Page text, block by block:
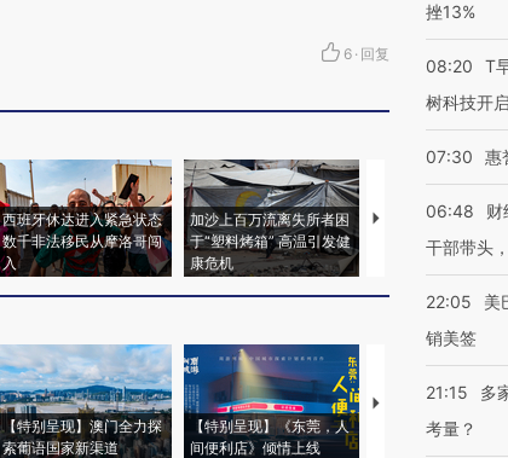
6 · 回复
西班牙休达进入紧急状态
数千非法移民从摩洛哥闯
入
加沙上百万流离失所者困
于“塑料烤箱” 高温引发健
康危机
马航飞行员跨国走
粒摇头丸 尿检体内
【特别呈现】澳门全力探
索葡语国家新渠道
【特别呈现】《东莞，人
间便利店》倾情上线
【推广】走进第四
会，让数智科技“链”
挫13%
08:20
T
树科技开
07:30 惠
06:48
财
干部带头
22:05
美
销美签
21:15
多
考量？